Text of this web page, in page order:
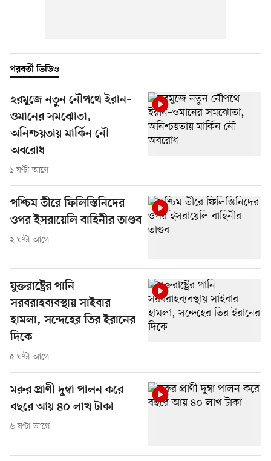
পরবর্তী ভিডিও
হরমুজে নতুন নৌপথে ইরান–
ওমানের সমঝোতা,
অনিশ্চয়তায় মার্কিন নৌ
অবরোধ
১ ঘণ্টা আগে
পশ্চিম তীরে ফিলিস্তিনিদের
ওপর ইসরায়েলি বাহিনীর তাণ্ডব
২ ঘণ্টা আগে
যুক্তরাষ্ট্রের পানি
সরবরাহব্যবস্থায় সাইবার
হামলা, সন্দেহের তির ইরানের
দিকে
৫ ঘণ্টা আগে
মরুর প্রাণী দুম্বা পালন করে
বছরে আয় ৪০ লাখ টাকা
৬ ঘণ্টা আগে